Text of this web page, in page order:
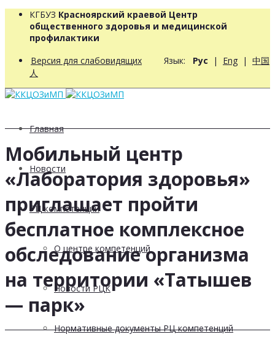
КГБУЗ Красноярский краевой Центр
общественного здоровья и медицинской
профилактики
Версия для слабовидящих Язык: Рус | Eng | 中国
人
Главная
Новости
РЦ компетенций
О центре компетенций
Новости РЦК
Нормативные документы РЦ компетенций
Мобильный центр
«Лаборатория здоровья»
приглашает пройти
бесплатное комплексное
обследование организма
на территории «Татышев
— парк»